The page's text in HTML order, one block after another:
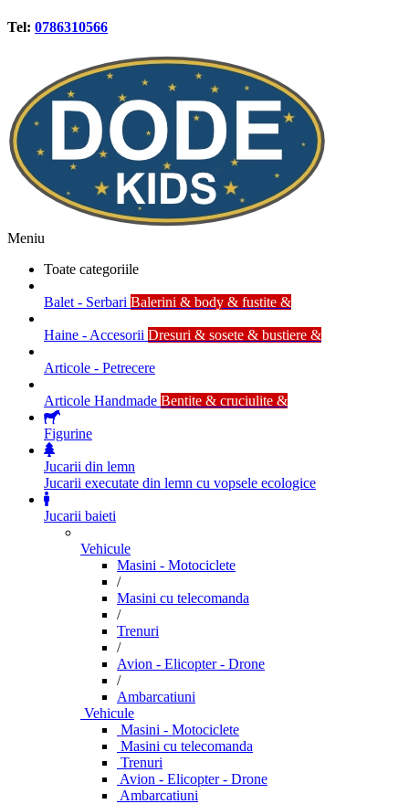
Tel: 0786310566
Meniu
Toate categoriile
Balet - Serbari Balerini & body & fustite &
Haine - Accesorii Dresuri & sosete & bustiere &
Articole - Petrecere
Articole Handmade Bentite & cruciulite &
Figurine
Jucarii din lemn
Jucarii executate din lemn cu vopsele ecologice
Jucarii baieti
Vehicule
Masini - Motociclete
/
Masini cu telecomanda
/
Trenuri
/
Avion - Elicopter - Drone
/
Ambarcatiuni
Vehicule
Masini - Motociclete
Masini cu telecomanda
Trenuri
Avion - Elicopter - Drone
Ambarcatiuni